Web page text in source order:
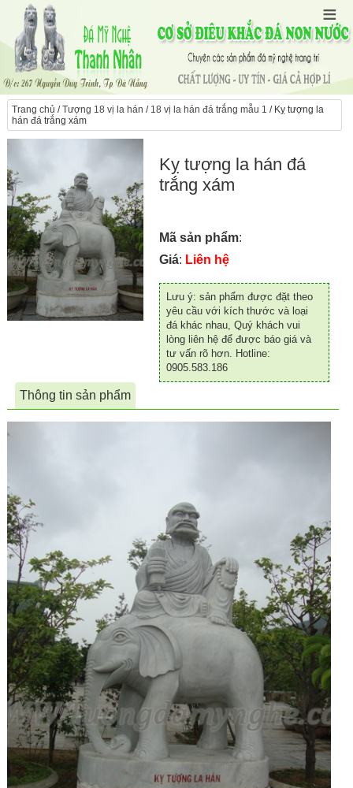
Trang chủ /Tượng 18 vị la hán / 18 vị la hán đá trắng mẫu 1 / Kỵ tượng la
hán đá trắng xám
Kỵ tượng la hán đá
trắng xám
Mã sản phẩm:
Giá: Liên hệ
Lưu ý: sản phẩm được đặt theo
yêu cầu với kích thước và loại
đá khác nhau, Quý khách vui
lòng liên hệ để được báo giá và
tư vấn rõ hơn. Hotline:
0905.583.186
Thông tin sản phẩm